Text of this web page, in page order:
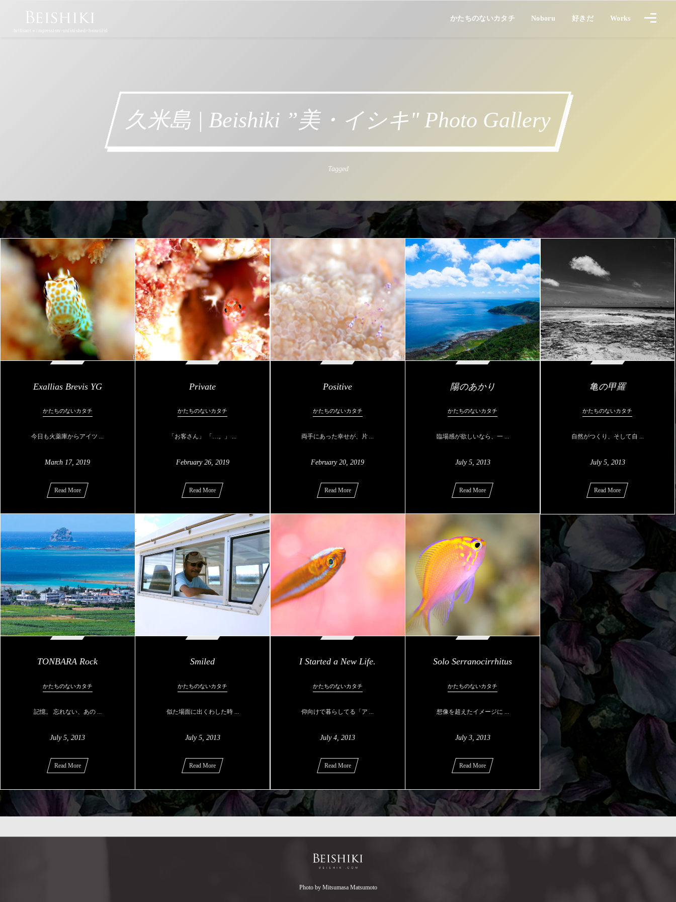
brilliant＋impression÷unfinished=beautiful
かたちのないカタチ
かたちのないカタチ Noboru
のぼる 好きだ
UBE
LOVE !
Works
Works
久米島 | Beishiki ”美・イシキ" Photo Gallery
Tagged
Exallias Brevis YG
かたちのないカタチ
今日も火薬庫からアイツ ...
March 17,2019
Read More
Private
かたちのないカタチ
「お客さん」 「…。」 ...
February 26, 2019
Read More
Positive
かたちのないカタチ
両手にあった幸せが、片 ...
February 20,2019
Read More
陽のあかり
かたちのないカタチ
臨場感が欲しいなら、一 ...
July 5, 2013
Read More
亀の甲羅
かたちのないカタチ
自然がつくり、そして自 ...
July 5, 2013
Read More
TONBARA Rock
かたちのないカタチ
記憶。 忘れない、あの ...
July 5,2013
Read More
Smiled
かたちのないカタチ
似た場面に出くわした時 ...
July 5, 2013
Read More
I Started a New Life.
かたちのないカタチ
仰向けで暮らしてる「ア ...
July 4,2013
Read More
Solo Serranocirrhitus
かたちのないカタチ
想像を超えたイメージに ...
July 3, 2013
Read More
Photo by Mitsumasa Matsumoto